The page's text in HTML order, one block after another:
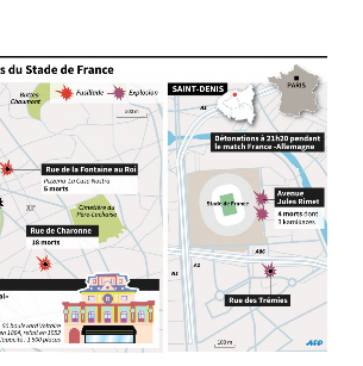
des
attentats
du
13
novembre »